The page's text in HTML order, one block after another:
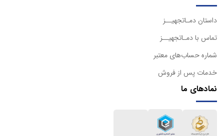
داستان دمـاتجهیــز
تماس با دمـاتجهیــز
شماره حساب‌های معتبر
خدمات پس از فروش
نمادهای ما